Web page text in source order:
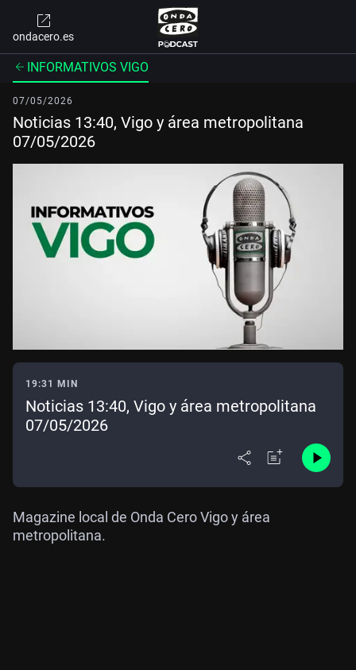
ondacero.es
INFORMATIVOS VIGO
07/05/2026
Noticias 13:40, Vigo y área metropolitana
07/05/2026
19:31 MIN
Noticias 13:40, Vigo y área metropolitana
07/05/2026
Magazine local de Onda Cero Vigo y área
metropolitana.